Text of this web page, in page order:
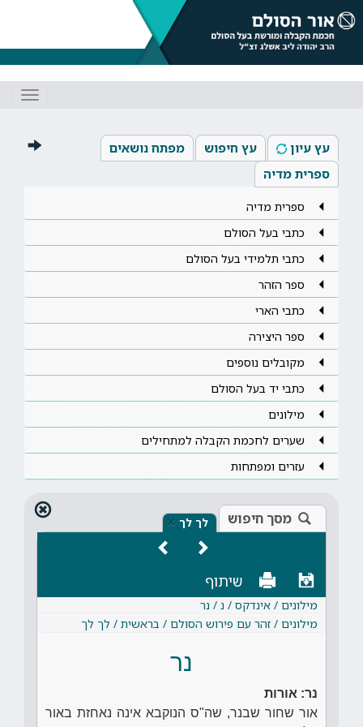
עץ עיון עץ חיפוש
מפתח נושאים
ספרית מדיה
ספרית מדיה
כתבי בעל הסולם
כתבי תלמידי בעל הסולם
ספר הזהר
כתבי הארי
ספר היצירה
מקובלים נוספים
כתבי יד בעל הסולם
מילונים
שערים לחכמת הקבלה למתחילים
עזרים ומפתחות
מסך חיפוש לך לך ×
שיתוף
מילונים / אינדקס / נ / נר
מילונים / זהר עם פירוש הסולם / בראשית / לך לך
נר
נר: אורות
אור שחור שבנר, שה"ס הנוקבא אינה נאחזת באור